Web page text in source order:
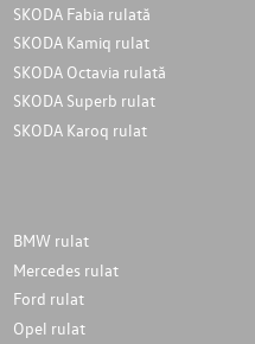
SKODA Fabia rulată
SKODA Kamiq rulat
SKODA Octavia rulată
SKODA Superb rulat
SKODA Karoq rulat
BMW rulat
Mercedes rulat
Ford rulat
Opel rulat